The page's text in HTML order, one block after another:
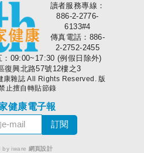
大家健康
讀者服務專線：
886-2-2776-
6133#4
傳真電話：886-
2-2752-2455
09:00~17:30 (例假日除外)
復興北路57號12樓之3
雜誌 All Rights Reserved. 版
止擅自轉貼節錄
健康電子報
by iware 網頁設計